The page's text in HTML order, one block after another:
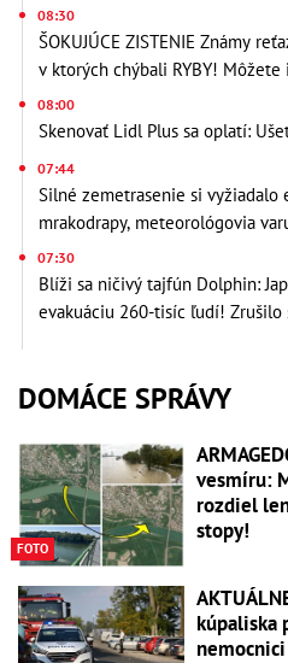
08:30
ŠOKUJÚCE ZISTENIE Známy
v ktorých chýbali RYBY!
08:00
Skenovať Lidl Plus sa oplatí:
07:44
Silné zemetrasenie si vyžiadalo
mrakodrapy, meteorológovia
07:30
Blíži sa ničivý tajfún Dolphin:
evakuáciu 260-tisíc ľudí! Zrušilo
DOMÁCE SPRÁVY
FOTO
vesmíru:
rozdiel
stopy!
kúpaliska
nemocnici